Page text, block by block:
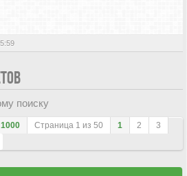
поиску
Страница 1 из 50 1 2
3